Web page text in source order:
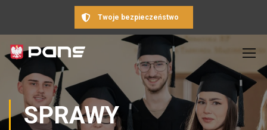
Twoje bezpieczeństwo
SPRAWY